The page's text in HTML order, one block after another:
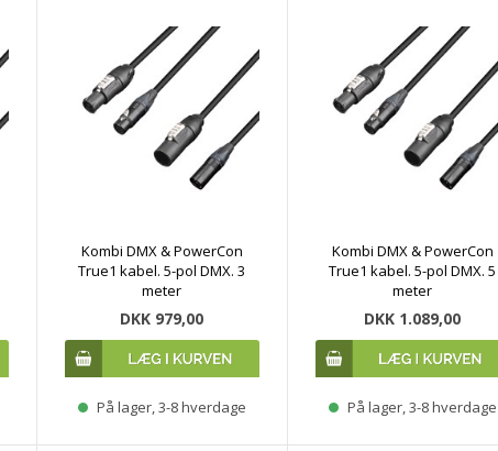
Kombi DMX & PowerCon
True1 kabel. 5-pol DMX. 3
meter
DKK 979,00
På lager, 3-8 hverdage
Kombi DMX & PowerCon
True1 kabel. 5-pol DMX. 5
meter
DKK 1.089,00
På lager, 3-8 hverdage